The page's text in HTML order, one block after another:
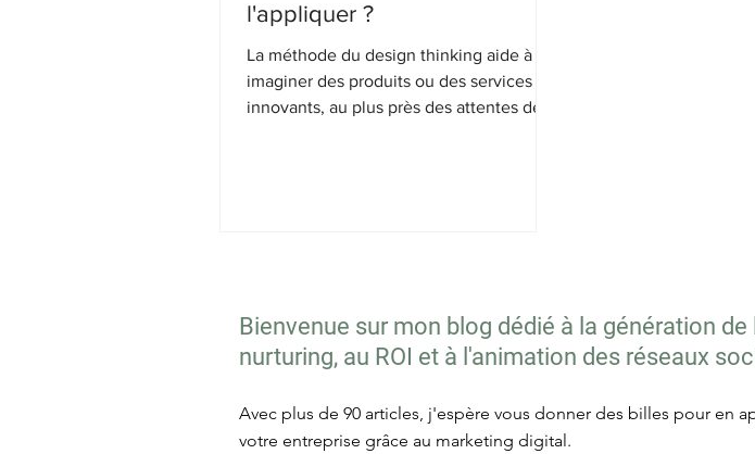
l'appliquer ?
La méthode du design thinking aide à
imaginer des produits ou des services
innovants, au plus près des attentes des
Bienvenue sur mon blog dédié à la génération
nurturing, au ROI et à l'animation des réseaux
Avec plus de 90 articles, j'espère vous donner des billes pour en
votre entreprise grâce au marketing digital.